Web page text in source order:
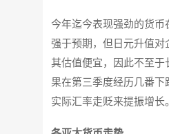
今年迄今表现强劲的货
强于预期，但日元升值
其估值便宜，因此不至
果在第三季度经历几番
实际汇率走贬来提振增